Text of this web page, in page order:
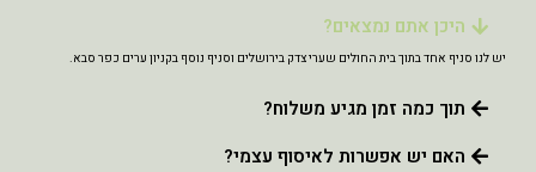
היכן אתם נמצאים?
יש לנו סניף אחד בתוך בית החולים שערי צדק בירושלים וסניף נוסף בקניון ערים כפר סבא.
תוך כמה זמן מגיע משלוח?
האם יש אפשרות לאיסוף עצמי?